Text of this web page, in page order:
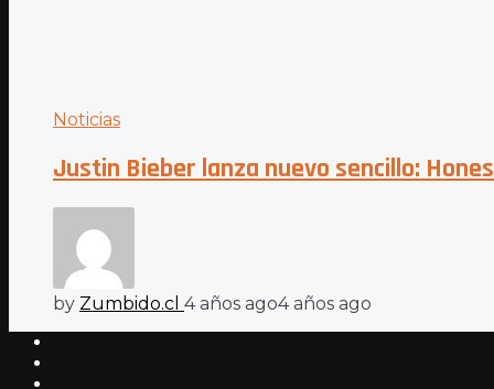
Noticias
Justin Bieber lanza nuevo sencillo:
by Zumbido.cl 4 años ago4 años ago